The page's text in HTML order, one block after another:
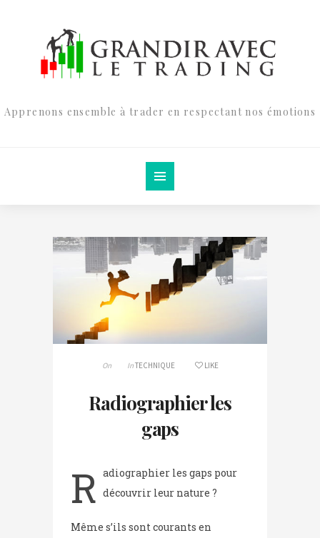
Apprenons ensemble à trader en respectant nos émotions
On InTECHNIQUE LIKE
Radiographier les
gaps
R adiographier les gaps pour
découvrir leur nature ?
Même s’ils sont courants en